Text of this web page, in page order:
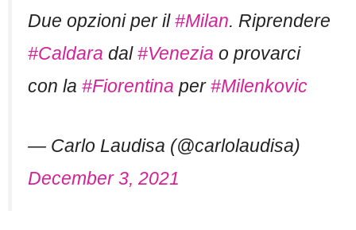
Due opzioni per il#Milan. Riprendere
#Caldara dal#Venezia o provarci
con la #Fiorentina per#Milenkovic
— Carlo Laudisa (@carlolaudisa)
December 3, 2021